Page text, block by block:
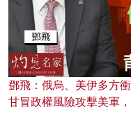
鄧飛：俄烏、美伊多方
甘冒政權風險攻擊美軍